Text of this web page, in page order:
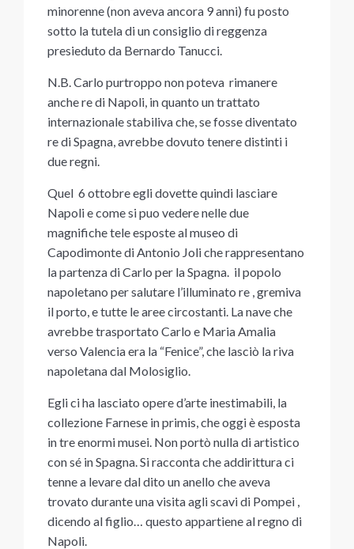
minorenne (non aveva ancora 9 anni) fu posto
sotto la tutela di un consiglio di reggenza
presieduto da Bernardo Tanucci.
N.B. Carlo purtroppo non poteva rimanere
anche re di Napoli, in quanto un trattato
internazionale stabiliva che, se fosse diventato
re di Spagna, avrebbe dovuto tenere distinti i
due regni.
Quel 6 ottobre egli dovette quindi lasciare
Napoli e come si puo vedere nelle due
magnifiche tele esposte al museo di
Capodimonte di Antonio Joli che rappresentano
la partenza di Carlo per la Spagna. il popolo
napoletano per salutare l’illuminato re , gremiva
il porto, e tutte le aree circostanti. La nave che
avrebbe trasportato Carlo e Maria Amalia
verso Valencia era la “Fenice”, che lasciò la riva
napoletana dal Molosiglio.
Egli ci ha lasciato opere d’arte inestimabili, la
collezione Farnese in primis, che oggi è esposta
in tre enormi musei. Non portò nulla di artistico
con sé in Spagna. Si racconta che addirittura ci
tenne a levare dal dito un anello che aveva
trovato durante una visita agli scavi di Pompei ,
dicendo al figlio… questo appartiene al regno di
Napoli.